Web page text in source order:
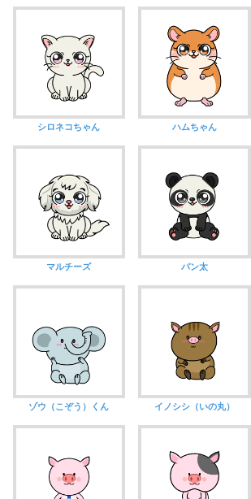
シロネコちゃん ハムちゃん
マルチーズ パン太
ゾウ（こぞう）くん イノシシ（いの丸）